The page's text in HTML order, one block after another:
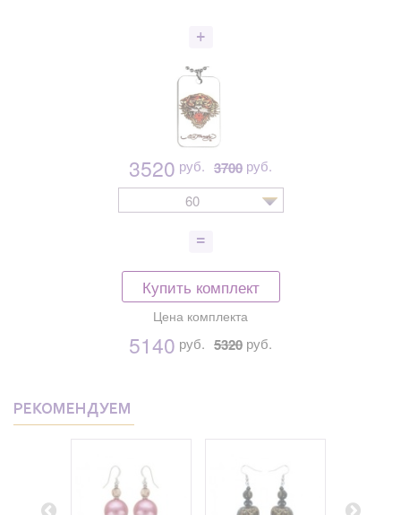
3520 руб. 3700 руб.
60
Купить комплект
Цена комплекта
5140 руб. 5320 руб.
РЕКОМЕНДУЕМ